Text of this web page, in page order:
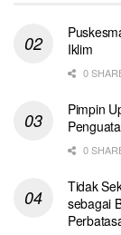
Iklim
0
Pimpin
0
Tidak
sebagai